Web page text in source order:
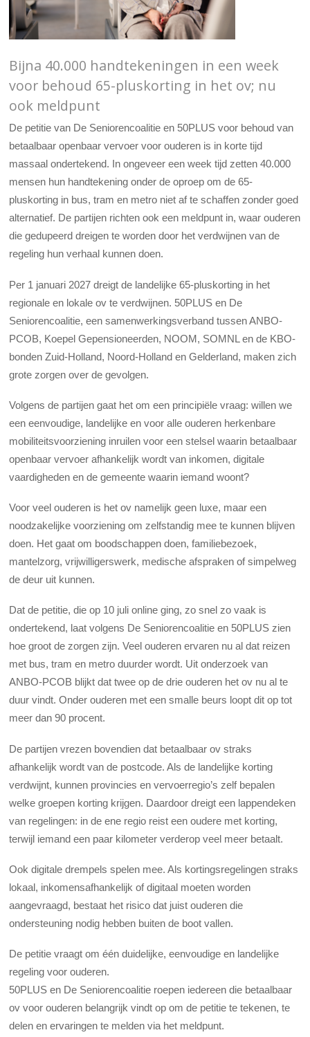
Bijna 40.000 handtekeningen in een week
voor behoud 65-pluskorting in het ov; nu
ook meldpunt
De petitie van De Seniorencoalitie en 50PLUS voor behoud van
betaalbaar openbaar vervoer voor ouderen is in korte tijd
massaal ondertekend. In ongeveer een week tijd zetten 40.000
mensen hun handtekening onder de oproep om de 65-
pluskorting in bus, tram en metro niet af te schaffen zonder goed
alternatief. De partijen richten ook een meldpunt in, waar ouderen
die gedupeerd dreigen te worden door het verdwijnen van de
regeling hun verhaal kunnen doen.
Per 1 januari 2027 dreigt de landelijke 65-pluskorting in het
regionale en lokale ov te verdwijnen. 50PLUS en De
Seniorencoalitie, een samenwerkingsverband tussen ANBO-
PCOB, Koepel Gepensioneerden, NOOM, SOMNL en de KBO-
bonden Zuid-Holland, Noord-Holland en Gelderland, maken zich
grote zorgen over de gevolgen.
Volgens de partijen gaat het om een principiële vraag: willen we
een eenvoudige, landelijke en voor alle ouderen herkenbare
mobiliteitsvoorziening inruilen voor een stelsel waarin betaalbaar
openbaar vervoer afhankelijk wordt van inkomen, digitale
vaardigheden en de gemeente waarin iemand woont?
Voor veel ouderen is het ov namelijk geen luxe, maar een
noodzakelijke voorziening om zelfstandig mee te kunnen blijven
doen. Het gaat om boodschappen doen, familiebezoek,
mantelzorg, vrijwilligerswerk, medische afspraken of simpelweg
de deur uit kunnen.
Dat de petitie, die op 10 juli online ging, zo snel zo vaak is
ondertekend, laat volgens De Seniorencoalitie en 50PLUS zien
hoe groot de zorgen zijn. Veel ouderen ervaren nu al dat reizen
met bus, tram en metro duurder wordt. Uit onderzoek van
ANBO-PCOB blijkt dat twee op de drie ouderen het ov nu al te
duur vindt. Onder ouderen met een smalle beurs loopt dit op tot
meer dan 90 procent.
De partijen vrezen bovendien dat betaalbaar ov straks
afhankelijk wordt van de postcode. Als de landelijke korting
verdwijnt, kunnen provincies en vervoerregio’s zelf bepalen
welke groepen korting krijgen. Daardoor dreigt een lappendeken
van regelingen: in de ene regio reist een oudere met korting,
terwijl iemand een paar kilometer verderop veel meer betaalt.
Ook digitale drempels spelen mee. Als kortingsregelingen straks
lokaal, inkomensafhankelijk of digitaal moeten worden
aangevraagd, bestaat het risico dat juist ouderen die
ondersteuning nodig hebben buiten de boot vallen.
De petitie vraagt om één duidelijke, eenvoudige en landelijke
regeling voor ouderen.
50PLUS en De Seniorencoalitie roepen iedereen die betaalbaar
ov voor ouderen belangrijk vindt op om de petitie te tekenen, te
delen en ervaringen te melden via het meldpunt.